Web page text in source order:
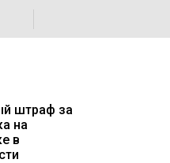
штраф за
на
в